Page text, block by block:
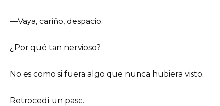
—Vaya, cariño, despacio.
¿Por qué tan nervioso?
No es como si fuera algo que nunca hubiera visto.
Retrocedí un paso.